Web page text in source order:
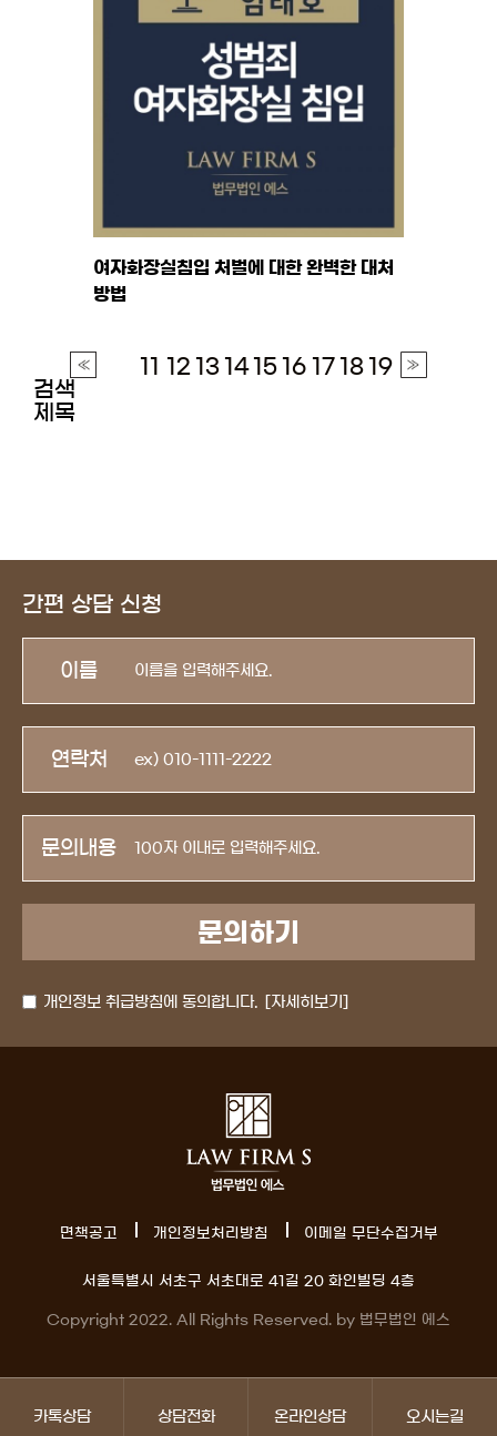
여자화장실침입 처벌에 대한 완벽한 대처
방법
11 12 13 1415 16 17 18 19
검색
간편 상담 신청
이름
연락처
문의내용
개인정보 취급방침에 동의합니다. [자세히보기]
면책공고 개인정보처리방침 이메일 무단수집거부
서울특별시 서초구 서초대로 41길 20 화인빌딩 4층
Copyright 2022. All Rights Reserved. by 법무법인 에스
카톡상담 상담전화 온라인상담 오시는길